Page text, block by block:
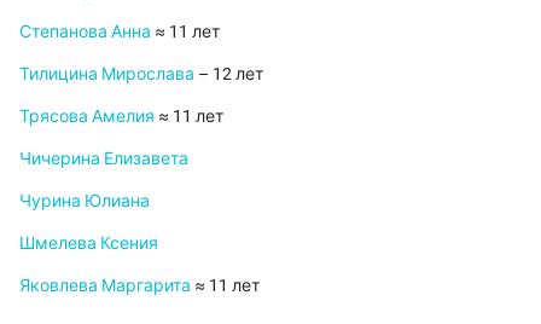
Степанова Анна ≈ 11 лет
Тилицина Мирослава – 12 лет
Трясова Амелия ≈ 11 лет
Чичерина Елизавета
Чурина Юлиана
Шмелева Ксения
Яковлева Маргарита ≈ 11 лет